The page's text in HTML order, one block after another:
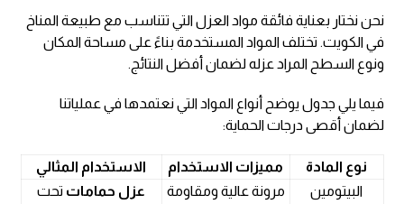
نحن نختار بعناية فائقة مواد العزل التي تتناسب مع طبيعة المناخ
في الكويت. تختلف المواد المستخدمة بناءً على مساحة المكان
ونوع السطح المراد عزله لضمان أفضل النتائج.
فيما يلي جدول يوضح أنواع المواد التي نعتمدها في عملياتنا
لضمان أقصى درجات الحماية:
نوع المادة مميزات الاستخدام
الاستخدام المثالي
البيتومين
مرونة عالية ومقاومة
عزل حمامات تحت